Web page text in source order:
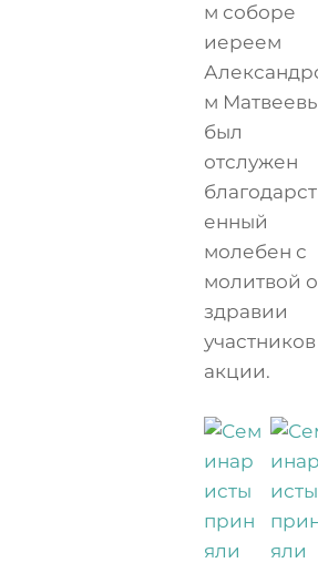
м соборе
иереем
м
был
отслужен
енный
молебен с
молитвой о
здравии
участников
акции.